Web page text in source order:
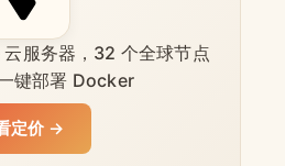
服务器，32 个全球节点
键部署 Docker
定价 →